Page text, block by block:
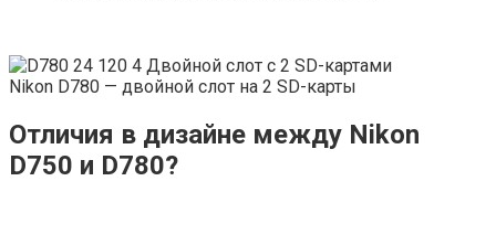
Nikon D780 — двойной слот на 2 SD-карты
Отличия в дизайне между Nikon
D750 и D780?